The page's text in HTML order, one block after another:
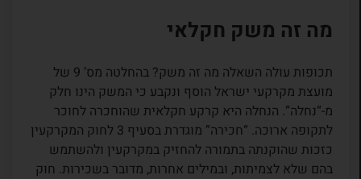
מה זה משק חקלאי
תכופות עולה השאלה מה זה משק? בהחלטה מס’ 9 של
מועצת מקרקעי ישראל הוסף ונקבע כי המשק הינו חלק
מ-“נחלה”. הנחלה היא קרקע חקלאית שהוחכרה לחוכר
לתקופה ארוכה. “חכירה” מוגדרת בסעיף 3 לחוק המקרקעין
כזכות שהוקנתה בתמורה להחזיק במקרקעין ולהשתמש
בהם שלא לצמיתות, ובמילים אחרות, מדובר בשכירות. חוק